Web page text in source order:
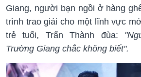
Giang, người bạn ngồi ở hàng
trình trao giải cho một lĩnh vực
trẻ tuổi, Trấn Thành đùa:
Trường Giang chắc không biết".